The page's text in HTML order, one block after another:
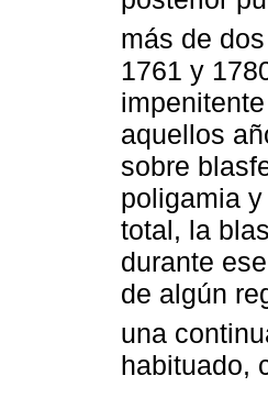
más de
1761 y
aquellos
sobre
poligamia
total, la
durante
de algún
una
habituado,